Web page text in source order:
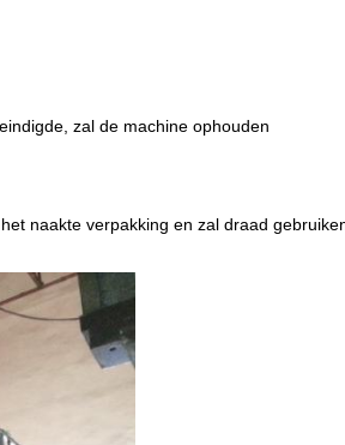
zal de machine ophouden
naakte verpakking en zal draad